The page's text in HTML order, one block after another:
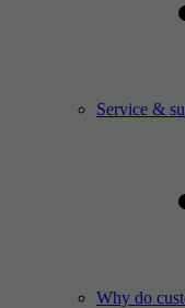
Service &
Why do